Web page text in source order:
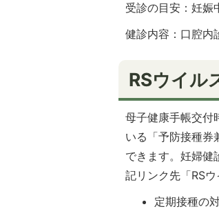
受診の目安：妊娠
健診内容：口腔内
RSウイル
母子健康手帳交付
いる「予防接種券
できます。妊婦健
記リンク先「RS
定期接種の